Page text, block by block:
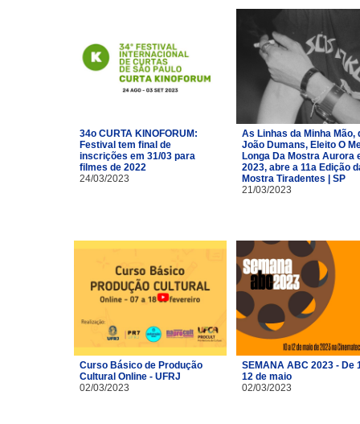
34o CURTA KINOFORUM:
Festival tem final de
inscrições em 31/03 para
filmes de 2022
24/03/2023
As Linhas da Minha Mão,
João Dumans, Eleito O
Longa Da Mostra Aurora
2023, abre a 11a Edição
Mostra Tiradentes | SP
21/03/2023
Curso Básico de Produção
Cultural Online - UFRJ
02/03/2023
SEMANA ABC 2023 - De
12 de maio
02/03/2023